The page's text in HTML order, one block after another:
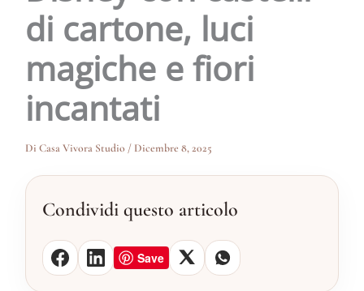
di cartone, luci
magiche e fiori
incantati
Di Casa Vivora Studio/ Dicembre 8, 2025
Condividi questo articolo
Save